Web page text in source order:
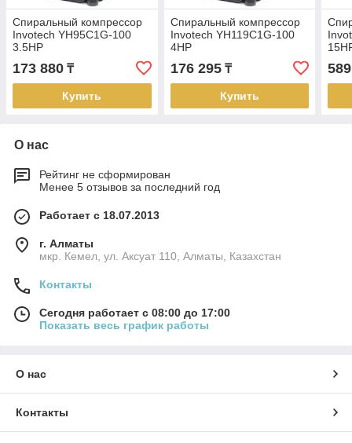
Спиральный компрессор
Invotech YH95C1G-100
3.5HP
173 880 ₸
Купить
Спиральный компрессор
Invotech YH119C1G-100
4HP
176 295₸
Купить
О нас
Рейтинг не сформирован
Менее 5 отзывов за последний год
Работает с 18.07.2013
г. Алматы
мкр. Кемел, ул. Аксуат 110, Алматы, Казахстан
Контакты
Сегодня работает с 08:00 до 17:00
Показать весь график работы
О нас
Контакты